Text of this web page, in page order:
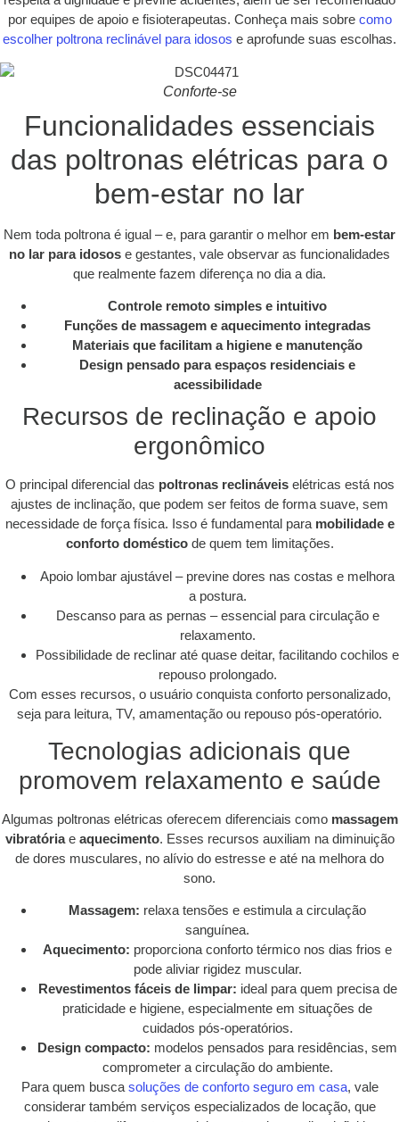
por equipes de apoio e fisioterapeutas. Conheça mais sobre como
escolher poltrona reclinável para idosos e aprofunde suas escolhas.
Conforte-se
Funcionalidades essenciais
das poltronas elétricas para o
bem-estar no lar
Nem toda poltrona é igual – e, para garantir o melhor em bem-estar
no lar para idosos e gestantes, vale observar as funcionalidades
que realmente fazem diferença no dia a dia.
Controle remoto simples e intuitivo
Funções de massagem e aquecimento integradas
Materiais que facilitam a higiene e manutenção
Design pensado para espaços residenciais e
acessibilidade
Recursos de reclinação e apoio
ergonômico
O principal diferencial das poltronas reclináveiselétricas está nos
ajustes de inclinação, que podem ser feitos de forma suave, sem
necessidade de força física. Isso é fundamental para mobilidade e
conforto domésticode quem tem limitações.
Apoio lombar ajustável – previne dores nas costas e melhora
a postura.
Descanso para as pernas – essencial para circulação e
relaxamento.
Possibilidade de reclinar até quase deitar, facilitando cochilos e
repouso prolongado.
Com esses recursos, o usuário conquista conforto personalizado,
seja para leitura, TV, amamentação ou repouso pós-operatório.
Tecnologias adicionais que
promovem relaxamento e saúde
Algumas poltronas elétricas oferecem diferenciais como massagem
vibratóriae aquecimento. Esses recursos auxiliam na diminuição
de dores musculares, no alívio do estresse e até na melhora do
sono.
Massagem: relaxa tensões e estimula a circulação
sanguínea.
Aquecimento: proporciona conforto térmico nos dias frios e
pode aliviar rigidez muscular.
Revestimentos fáceis de limpar: ideal para quem precisa de
praticidade e higiene, especialmente em situações de
cuidados pós-operatórios.
Design compacto: modelos pensados para residências, sem
comprometer a circulação do ambiente.
Para quem busca soluções de conforto seguro em casa, vale
considerar também serviços especializados de locação, que